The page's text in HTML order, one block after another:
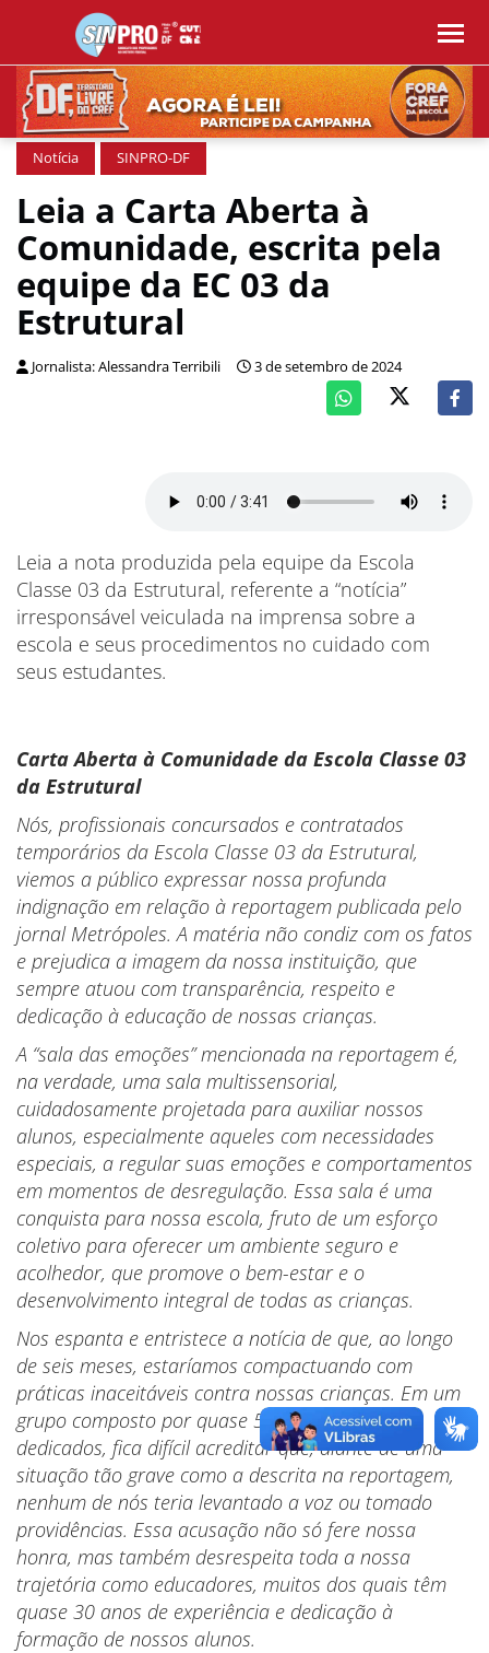
Notícia SINPRO-DF
Leia a Carta Aberta à
Comunidade, escrita pela
equipe da EC 03 da
Estrutural
Jornalista: Alessandra Terribili 3 de setembro de 2024
Leia a nota produzida pela equipe da Escola
Classe 03 da Estrutural, referente a “notícia”
irresponsável veiculada na imprensa sobre a
escola e seus procedimentos no cuidado com
seus estudantes.
Carta Aberta à Comunidade da Escola Classe 03
da Estrutural
Nós, profissionais concursados e contratados
temporários da Escola Classe 03 da Estrutural,
viemos a público expressar nossa profunda
indignação em relação à reportagem publicada pelo
jornal Metrópoles. A matéria não condiz com os fatos
e prejudica a imagem da nossa instituição, que
sempre atuou com transparência, respeito e
dedicação à educação de nossas crianças.
A “sala das emoções” mencionada na reportagem é,
na verdade, uma sala multissensorial,
cuidadosamente projetada para auxiliar nossos
alunos, especialmente aqueles com necessidades
especiais, a regular suas emoções e comportamentos
em momentos de desregulação. Essa sala é uma
conquista para nossa escola, fruto de um esforço
coletivo para oferecer um ambiente seguro e
acolhedor, que promove o bem-estar e o
desenvolvimento integral de todas as crianças.
Nos espanta e entristece a notícia de que, ao longo
de seis meses, estaríamos compactuando com
práticas inaceitáveis contra nossas crianças. Em um
grupo composto por quase 50 profissionais
dedicados, fica difícil acreditar que, diante de uma
situação tão grave como a descrita na reportagem,
nenhum de nós teria levantado a voz ou tomado
providências. Essa acusação não só fere nossa
honra, mas também desrespeita toda a nossa
trajetória como educadores, muitos dos quais têm
quase 30 anos de experiência e dedicação à
formação de nossos alunos.